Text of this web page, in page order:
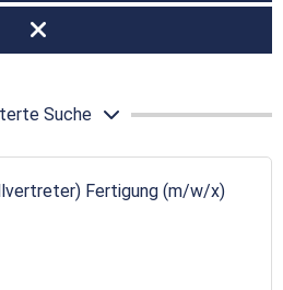
Suche
Fertigung (m/w/x)